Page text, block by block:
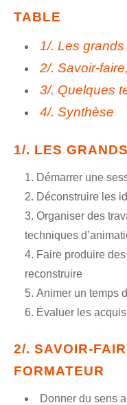
TABLE
1/. Les
2/. Savoir-
3/. Quelques
4/. Synthèse
1/. LES
Démarrer une
Déconstruire les
Organiser des
techniques
Faire produire
reconstruire
Animer un temps
Évaluer les acquis
2/. SAVOIR-
FORMATEUR
Donner du sens